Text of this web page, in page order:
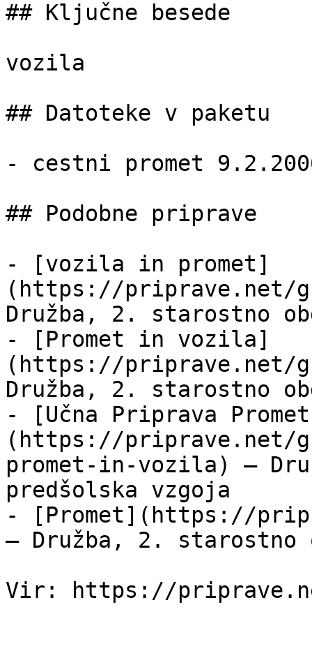
## Ključne besede
vozila
## Datoteke v paketu
- cestni promet
## Podobne priprave
- [vozila in promet]
(https://priprave.net/
Družba, 2. starostno
- [Promet in vozila]
(https://priprave.net/
Družba, 2. starostno
- [Učna Priprava
(https://priprave.net/
promet-in-vozila) —
predšolska vzgoja
- [Promet](https://
— Družba, 2. starostno